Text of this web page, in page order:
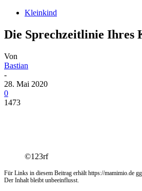
Kleinkind
Die Sprechzeitlinie Ihres
Von
Bastian
-
28. Mai 2020
0
1473
©123rf
Für Links in diesem Beitrag erhält https://mamimio.de
Der Inhalt bleibt unbeeinflusst.